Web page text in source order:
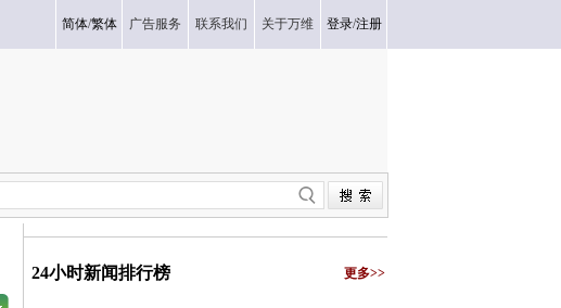
简体/繁体 广告服务 联系我们 关于万维 登录/注册
24小时新闻排行榜 更多>>